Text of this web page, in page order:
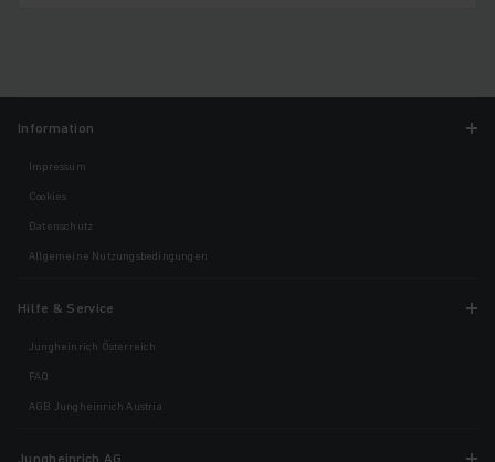
Information
Impressum
Cookies
Datenschutz
Allgemeine Nutzungsbedingungen
Hilfe & Service
Jungheinrich Österreich
FAQ
AGB Jungheinrich Austria
Jungheinrich AG